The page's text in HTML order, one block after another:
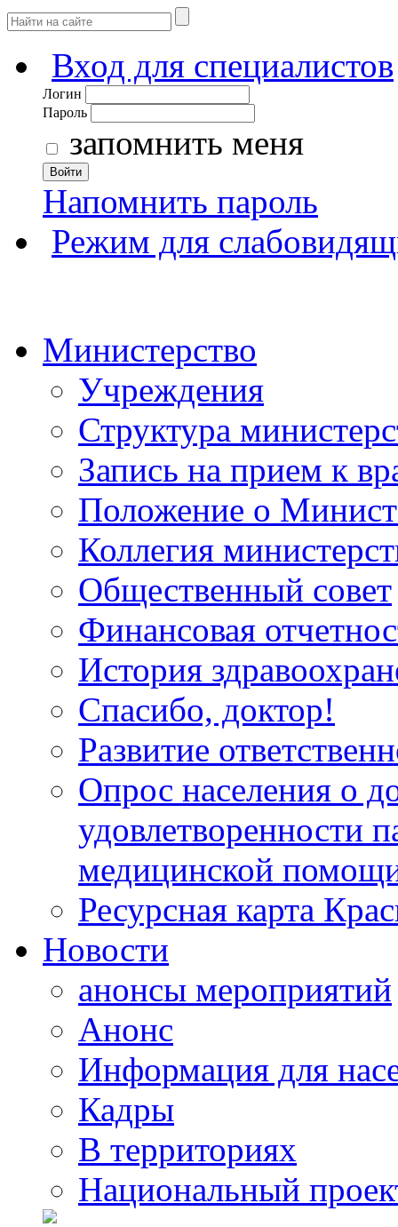
Вход для специалистов
Логин
Пароль
запомнить меня
Войти
Напомнить пароль
Режим для
Министерство
Учреждения
Структура
Запись на прием к
Положение о
Коллегия
Общественный совет
Финансовая
История
Спасибо, доктор!
Развитие
Опрос населения о
удовлетворенности
медицинской
Ресурсная карта
Новости
анонсы мероприятий
Анонс
Информация для
Кадры
В территориях
Национальный